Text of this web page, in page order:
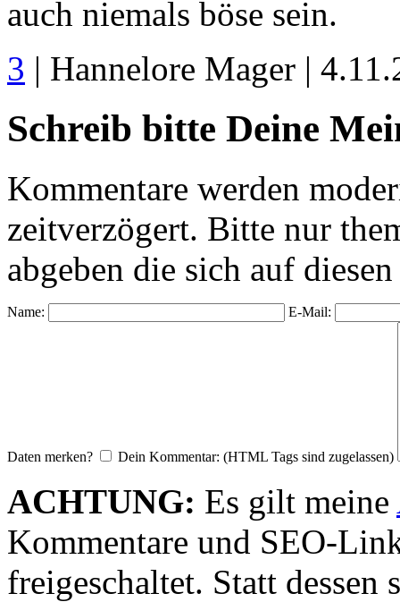
auch niemals böse sein.
3 | Hannelore Mager |
Schreib bitte Deine
Kommentare werden
zeitverzögert. Bitte nur
abgeben die sich auf
Name: E-Mail:
Daten merken? Dein Kommentar: (HTML Tags sind zugelassen)
ACHTUNG: Es gilt meine
Kommentare und SEO-
freigeschaltet. Statt dessen